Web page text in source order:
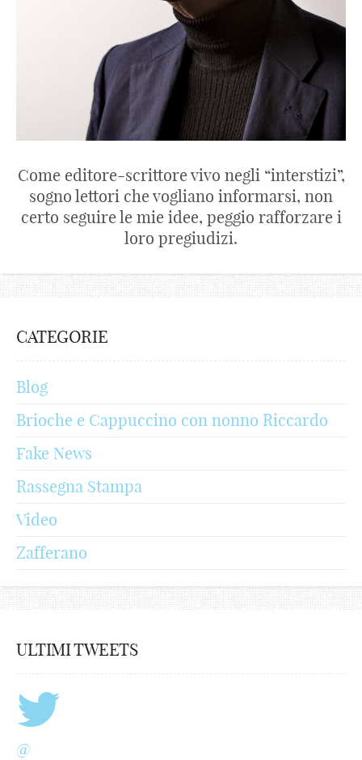
Come editore-scrittore vivo negli “interstizi”,
sogno lettori che vogliano informarsi, non
certo seguire le mie idee, peggio rafforzare i
loro pregiudizi.
CATEGORIE
Blog
Brioche e Cappuccino con nonno Riccardo
Fake News
Rassegna Stampa
Video
Zafferano
ULTIMI TWEETS
@